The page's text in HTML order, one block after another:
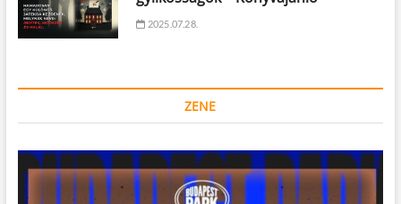
2025.07.28.
ZENE